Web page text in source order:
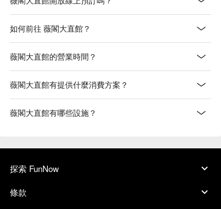
如何前往 薇閣大直館？
薇閣大直館的營業時間？
薇閣大直館有提供什麼消費方案？
薇閣大直館有哪些設施？
探索 FunNow
條款